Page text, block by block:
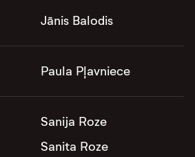
Jānis Balodis
Paula Pļavniece
Sanija Roze
Sanita Roze